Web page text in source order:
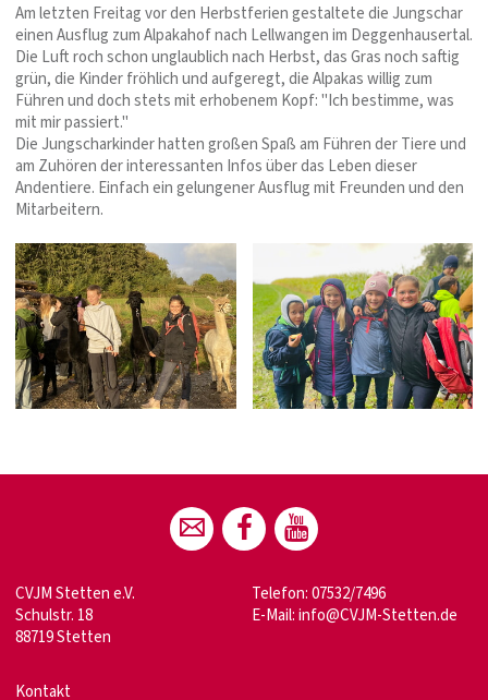
Am letzten Freitag vor den Herbstferien gestaltete die Jungschar
einen Ausflug zum Alpakahof nach Lellwangen im Deggenhausertal.
Die Luft roch schon unglaublich nach Herbst, das Gras noch saftig
grün, die Kinder fröhlich und aufgeregt, die Alpakas willig zum
Führen und doch stets mit erhobenem Kopf: "Ich bestimme, was
mit mir passiert."
Die Jungscharkinder hatten großen Spaß am Führen der Tiere und
am Zuhören der interessanten Infos über das Leben dieser
Andentiere. Einfach ein gelungener Ausflug mit Freunden und den
Mitarbeitern.
CVJM Stetten e.V.
Schulstr. 18
88719 Stetten
Telefon: 07532/7496
E-Mail:info@CVJM-Stetten.de
Kontakt